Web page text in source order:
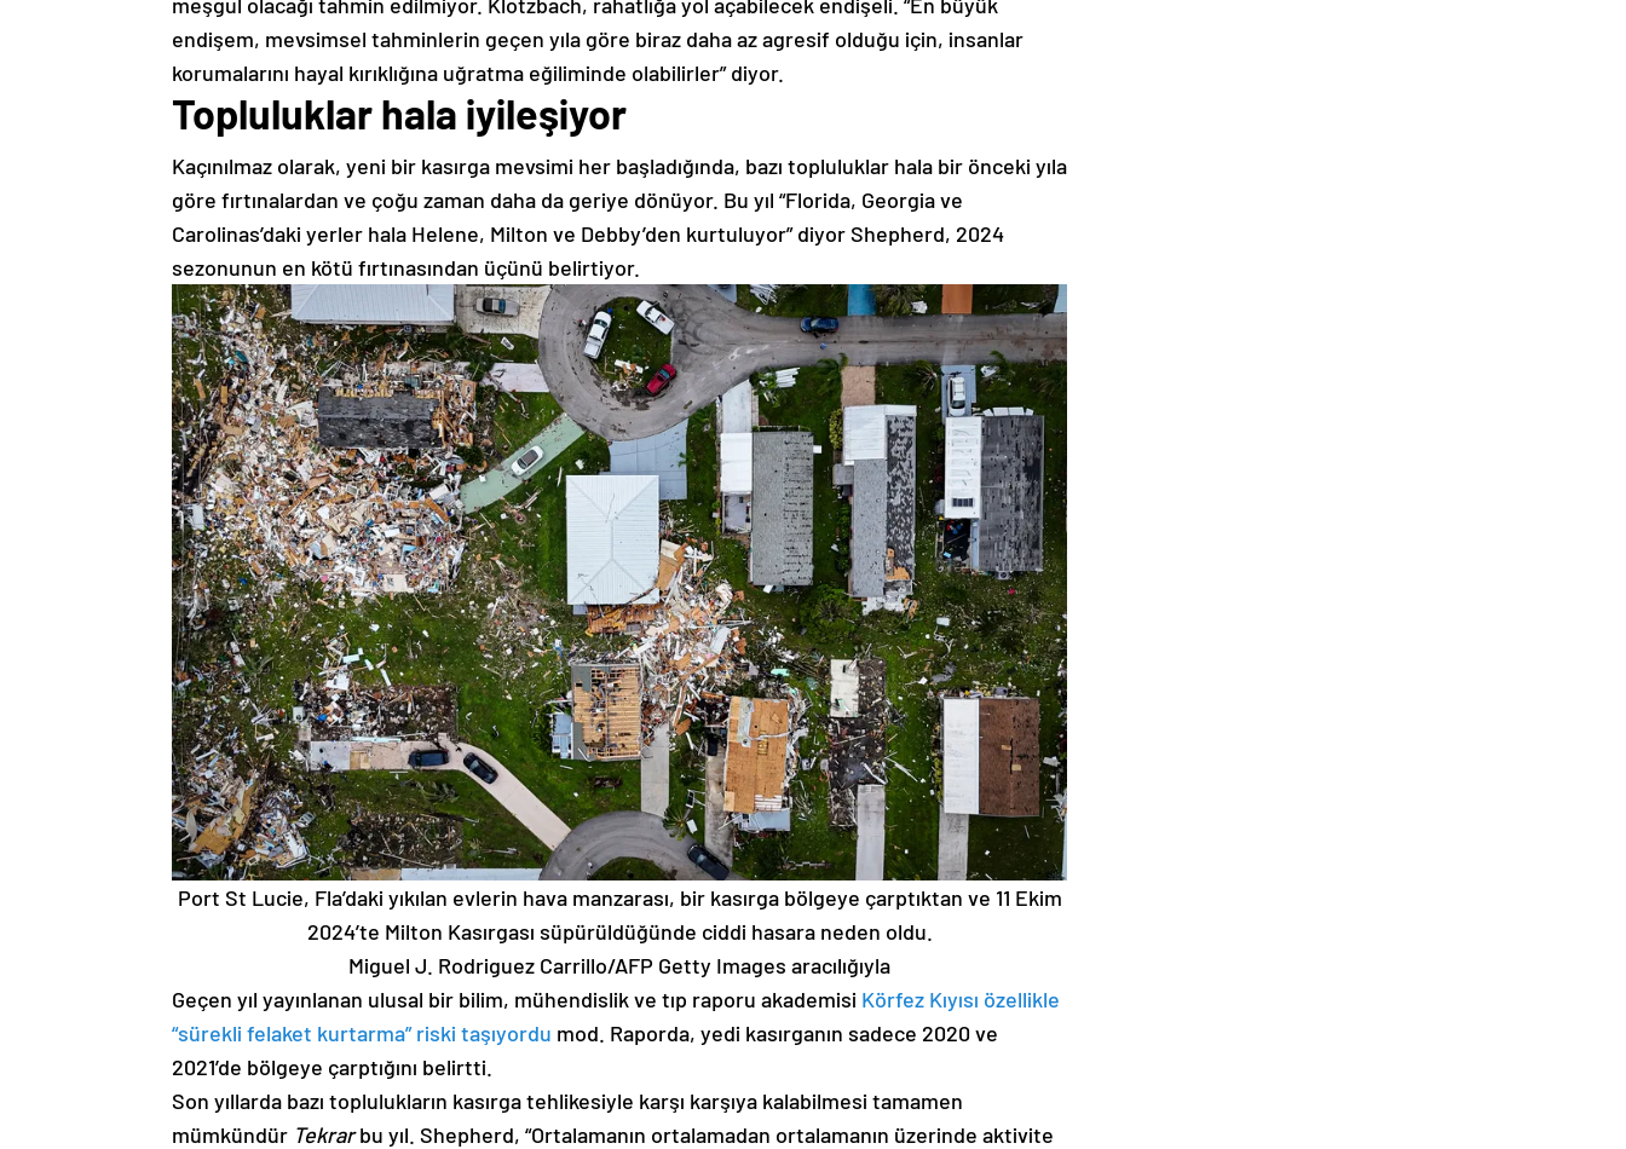
endişem, mevsimsel tahminlerin geçen yıla göre biraz daha az agresif olduğu için, insanlar
korumalarını hayal kırıklığına uğratma eğiliminde olabilirler” diyor.
Topluluklar hala iyileşiyor
Kaçınılmaz olarak, yeni bir kasırga mevsimi her başladığında, bazı topluluklar hala bir önceki yıla
göre fırtınalardan ve çoğu zaman daha da geriye dönüyor. Bu yıl “Florida, Georgia ve
Carolinas’daki yerler hala Helene, Milton ve Debby’den kurtuluyor” diyor Shepherd, 2024
sezonunun en kötü fırtınasından üçünü belirtiyor.
Port St Lucie, Fla’daki yıkılan evlerin hava manzarası, bir kasırga bölgeye çarptıktan ve 11 Ekim
2024’te Milton Kasırgası süpürüldüğünde ciddi hasara neden oldu.
Miguel J. Rodriguez Carrillo/AFP Getty Images aracılığıyla
Geçen yıl yayınlanan ulusal bir bilim, mühendislik ve tıp raporu akademisi Körfez Kıyısı özellikle
“sürekli felaket kurtarma” riski taşıyordu mod. Raporda, yedi kasırganın sadece 2020 ve
2021’de bölgeye çarptığını belirtti.
Son yıllarda bazı toplulukların kasırga tehlikesiyle karşı karşıya kalabilmesi tamamen
mümkündür Tekrarbu yıl. Shepherd, “Ortalamanın ortalamadan ortalamanın üzerinde aktivite